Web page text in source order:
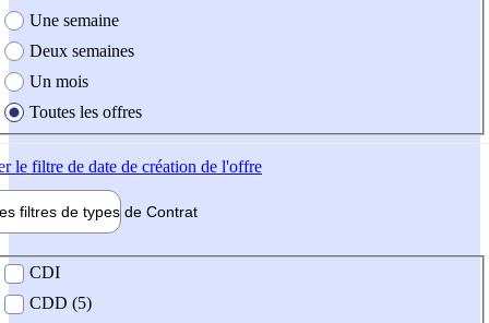
Une semaine
Deux semaines
Un mois
Toutes les offres
le filtre de date de création de l'offre
filtres de types de Contrat
contrat
CDI
CDD (5)